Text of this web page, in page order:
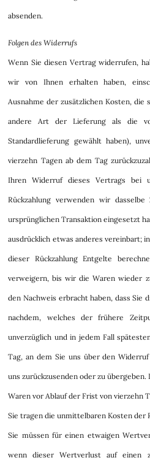
absenden.
Folgen des Widerrufs
Wenn Sie diesen Vertrag widerrufen,
wir von Ihnen erhalten haben,
Ausnahme der zusätzlichen Kosten, die
andere Art der Lieferung als die
Standardlieferung gewählt haben),
vierzehn Tagen ab dem Tag
Ihren Widerruf dieses Vertrags bei
Rückzahlung verwenden wir
ursprünglichen Transaktion eingesetzt
ausdrücklich etwas anderes vereinbart;
dieser Rückzahlung Entgelte
verweigern, bis wir die Waren wieder
den Nachweis erbracht haben, dass Sie
nachdem, welches der frühere
unverzüglich und in jedem Fall
Tag, an dem Sie uns über den
uns zurückzusenden oder zu
Waren vor Ablauf der Frist von vierzehn
Sie tragen die unmittelbaren Kosten der
Sie müssen für einen etwaigen
wenn dieser Wertverlust auf einen